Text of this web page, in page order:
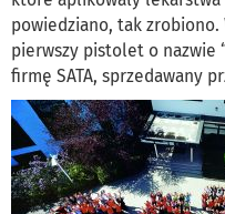
powiedziano, tak zrobiono.
pierwszy pistolet o nazwie
firmę SATA, sprzedawany